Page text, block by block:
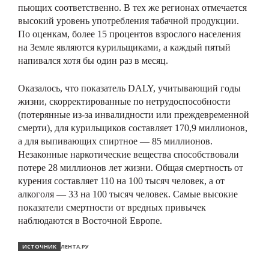
пьющих соответственно. В тех же регионах отмечается
высокий уровень употребления табачной продукции.
По оценкам, более 15 процентов взрослого населения
на Земле являются курильщиками, а каждый пятый
напивался хотя бы один раз в месяц.
Оказалось, что показатель DALY, учитывающий годы
жизни, скорректированные по нетрудоспособности
(потерянные из-за инвалидности или преждевременной
смерти), для курильщиков составляет 170,9 миллионов,
а для выпивающих спиртное — 85 миллионов.
Незаконные наркотические вещества способствовали
потере 28 миллионов лет жизни. Общая смертность от
курения составляет 110 на 100 тысяч человек, а от
алкоголя — 33 на 100 тысяч человек. Самые высокие
показатели смертности от вредных привычек
наблюдаются в Восточной Европе.
ИСТОЧНИК ЛЕНТА.РУ